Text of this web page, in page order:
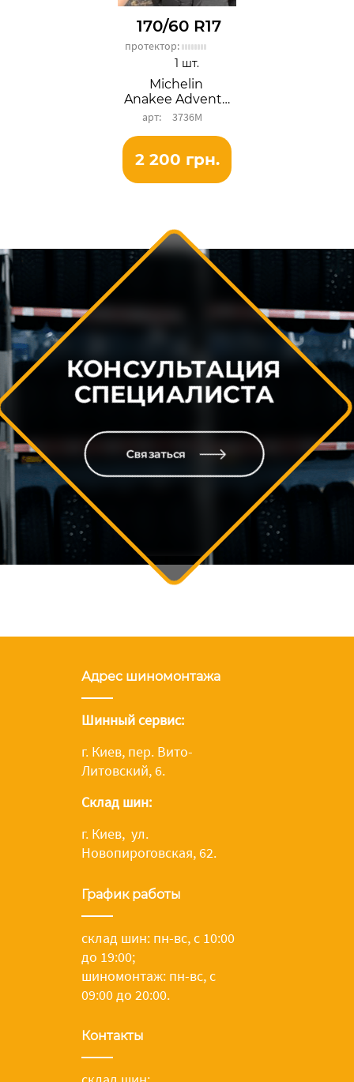
170/60 R17
протектор:
Michelin
Anakee Adventure
3736М
1 шт.
2 200 грн.
КОНСУЛЬТАЦИЯ
СПЕЦИАЛИСТА
Связаться
Адрес шиномонтажа
Шинный сервис:
г. Киев, пер. Вито-
Литовский, 6.
Склад шин:
г. Киев, ул.
Новопироговская, 62.
График работы
склад шин: пн-вс, с 10:00
до 19:00;
шиномонтаж: пн-вс, с
09:00 до 20:00.
Контакты